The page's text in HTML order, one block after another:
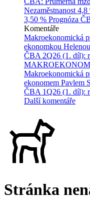
Nezaměstnanost 4,8
3,50 % Prognóza
Komentáře
Makroekonomická
ekonomkou
ČBA 2Q26 (1. díl):
Makroekonomická
ekonomem Pavlem
ČBA 1Q26 (1. díl):
Další komentáře
Stránka